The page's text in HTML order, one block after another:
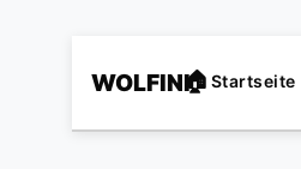
WOLFINI Startseite